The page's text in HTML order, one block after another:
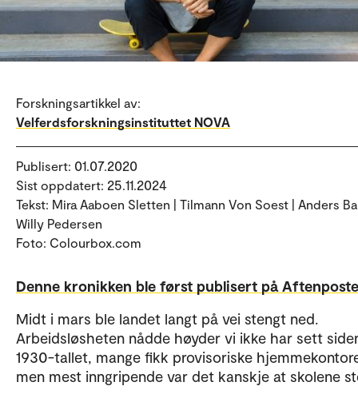
Forskningsartikkel av:
Velferdsforskningsinstituttet NOVA
Publisert: 01.07.2020
Sist oppdatert: 25.11.2024
Tekst: Mira Aaboen Sletten | Tilmann Von Soest | Anders
Willy Pedersen
Foto: Colourbox.com
Denne kronikken ble først publisert på
Midt i mars ble landet langt på vei stengt ned.
Arbeidsløsheten nådde høyder vi ikke har sett
1930-tallet, mange fikk provisoriske
men mest inngripende var det kanskje at skolene